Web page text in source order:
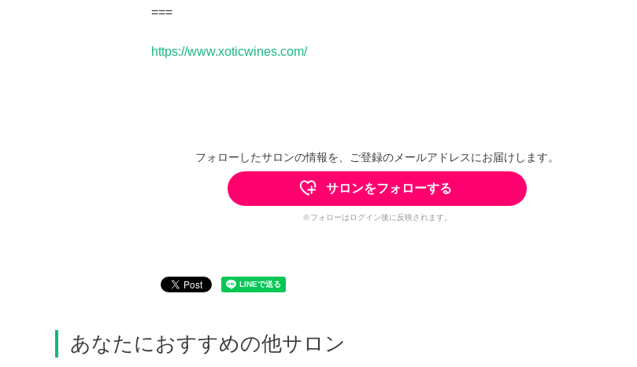
===
https://www.xoticwines.com/
フォローしたサロンの情報を、ご登録のメールアドレスにお届けします。
サロンをフォローする
※フォローはログイン後に反映されます。
あなたにおすすめの他サロン